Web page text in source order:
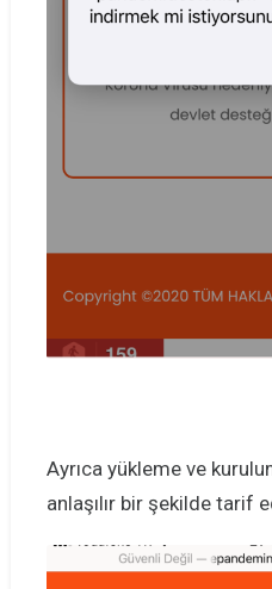
Ayrıca yükleme ve
anlaşılır bir şekilde tarif